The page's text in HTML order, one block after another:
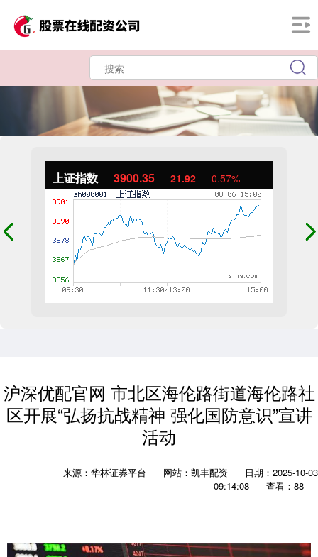
上证指数 3900.35 21.92 0.57%
沪深优配官网 市北区海伦路街道海伦路社
区开展“弘扬抗战精神 强化国防意识”宣讲
活动
来源：华林证券平台 网站：凯丰配资
日期：2025-10-03
09:14:08
查看：88